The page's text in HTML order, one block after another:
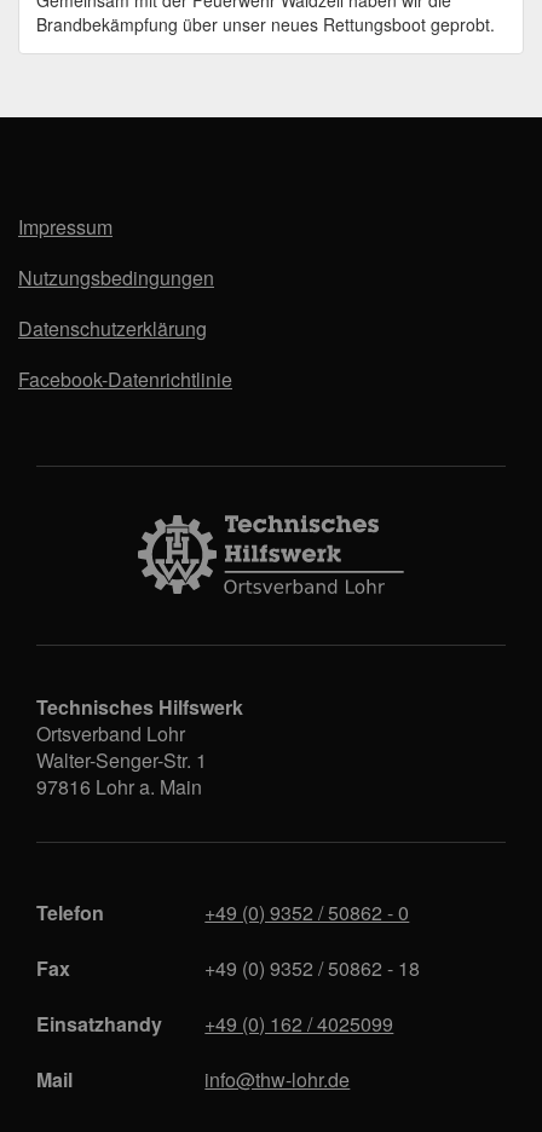
Brandbekämpfung über unser neues Rettungsboot geprobt.
Impressum
Nutzungsbedingungen
Datenschutzerklärung
Facebook-Datenrichtlinie
Technisches Hilfswerk
Ortsverband Lohr
Walter-Senger-Str. 1
97816 Lohr a. Main
Telefon
+49 (0) 9352 / 50862 - 0
Fax
+49 (0) 9352 / 50862 - 18
Einsatzhandy
+49 (0) 162 / 4025099
Mail
info@thw-lohr.de